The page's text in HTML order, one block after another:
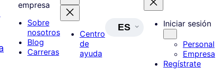
empresa
Sobre
nosotros
Blog
Carreras
Centro
de
ayuda
ES Iniciar sesión
Personal
Empresa
Regístrate